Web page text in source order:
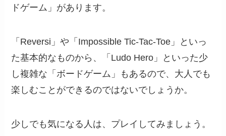
ドゲーム」があります。
「Reversi」や「Impossible Tic-Tac-Toe」といっ
た基本的なものから、「Ludo Hero」といった少
し複雑な「ボードゲーム」もあるので、大人でも
楽しむことができるのではないでしょうか。
少しでも気になる人は、プレイしてみましょう。